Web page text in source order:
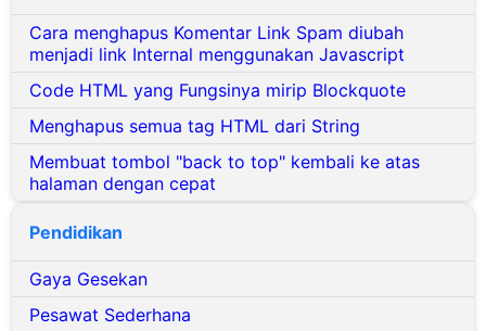
Cara menghapus Komentar Link Spam diubah
menjadi link Internal menggunakan Javascript
Code HTML yang Fungsinya mirip Blockquote
Menghapus semua tag HTML dari String
Membuat tombol "back to top" kembali ke atas
halaman dengan cepat
Pendidikan
Gaya Gesekan
Pesawat Sederhana